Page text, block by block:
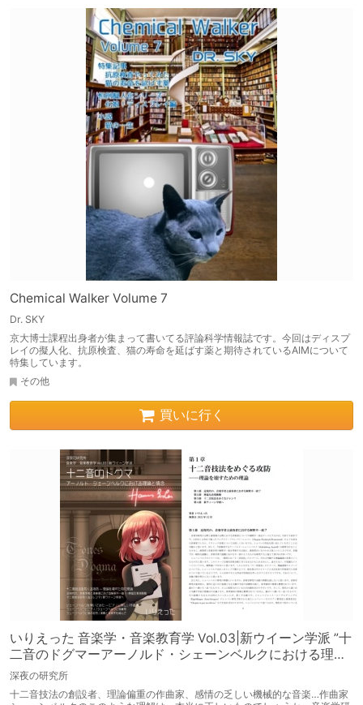
Chemical Walker Volume 7
Dr. SKY
京大博士課程出身者が集まって書いてる評論科学情報誌です。今回はディスプ
レイの擬人化、抗原検査、猫の寿命を延ばす薬と期待されているAIMについて
特集しています。
その他
買いに行く
いりえった 音楽学・音楽教育学 Vol.03|新ウイーン学派 ”十
二音のドグマーアーノルド・シェーンベルクにおける理論
と情念”
深夜の研究所
十二音技法の創設者、理論偏重の作曲家、感情の乏しい機械的な音楽…作曲家